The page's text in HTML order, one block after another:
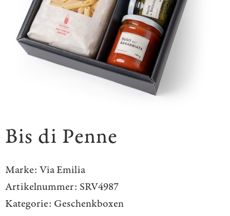
Bis di Penne
Marke: Via Emilia
Artikelnummer: SRV4987
Kategorie: Geschenkboxen